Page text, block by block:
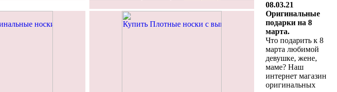
08.03.21
Оригинальные
подарки на 8
марта.
Что подарить к 8
марта любимой
девушке, жене,
маме? Наш
интернет магазин
оригинальных